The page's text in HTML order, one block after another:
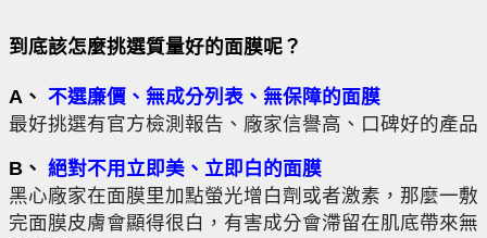
到底該怎麼挑選質量好的面膜呢？
A、 不選廉價、無成分列表、無保障的面膜
最好挑選有官方檢測報告、廠家信譽高、口碑好的產品
B、 絕對不用立即美、立即白的面膜
黑心廠家在面膜里加點螢光增白劑或者激素，那麼一敷
完面膜皮膚會顯得很白，有害成分會滯留在肌底帶來無